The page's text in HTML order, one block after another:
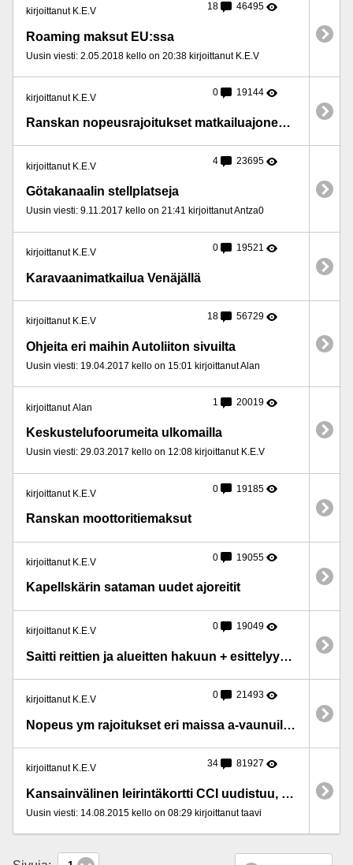
kirjoittanut K.E.V 18 46495
Roaming maksut EU:ssa
Uusin viesti: 2.05.2018 kello on 20:38 kirjoittanut K.E.V
kirjoittanut K.E.V 0 19144
Ranskan nopeusrajoitukset matkailuajoneuvoille
kirjoittanut K.E.V 4 23695
Götakanaalin stellplatseja
Uusin viesti: 9.11.2017 kello on 21:41 kirjoittanut Antza0
kirjoittanut K.E.V 0 19521
Karavaanimatkailua Venäjällä
kirjoittanut K.E.V 18 56729
Ohjeita eri maihin Autoliiton sivuilta
Uusin viesti: 19.04.2017 kello on 15:01 kirjoittanut Alan
kirjoittanut Alan 1 20019
Keskustelufoorumeita ulkomailla
Uusin viesti: 29.03.2017 kello on 12:08 kirjoittanut K.E.V
kirjoittanut K.E.V 0 19185
Ranskan moottoritiemaksut
kirjoittanut K.E.V 0 19055
Kapellskärin sataman uudet ajoreitit
kirjoittanut K.E.V 0 19049
Saitti reittien ja alueitten hakuun + esittelyyn Ruotsissa
kirjoittanut K.E.V 0 21493
Nopeus ym rajoitukset eri maissa a-vaunuille ja a-autoille
kirjoittanut K.E.V 34 81927
Kansainvälinen leirintäkortti CCI uudistuu, sekä aukeaa nettisivut
Uusin viesti: 14.08.2015 kello on 08:29 kirjoittanut taavi